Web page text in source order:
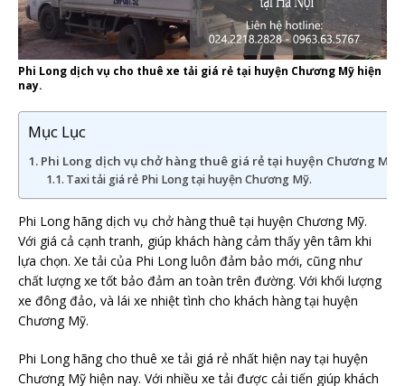
Phi Long dịch vụ cho thuê xe tải giá rẻ tại huyện Chương Mỹ hiện
nay.
Mục Lục
Phi Long dịch vụ chở hàng thuê giá rẻ tại huyện Chương Mỹ
Taxi tải giá rẻ Phi Long tại huyện Chương Mỹ.
Phi Long hãng dịch vụ chở hàng thuê tại huyện Chương Mỹ.
Với giá cả cạnh tranh, giúp khách hàng cảm thấy yên tâm khi
lựa chọn. Xe tải của Phi Long luôn đảm bảo mới, cũng như
chất lượng xe tốt bảo đảm an toàn trên đường. Với khối lượng
xe đông đảo, và lái xe nhiệt tình cho khách hàng tại huyện
Chương Mỹ.
Phi Long hãng cho thuê xe tải giá rẻ nhất hiện nay tại huyện
Chương Mỹ hiện nay. Với nhiều xe tải được cải tiến giúp khách